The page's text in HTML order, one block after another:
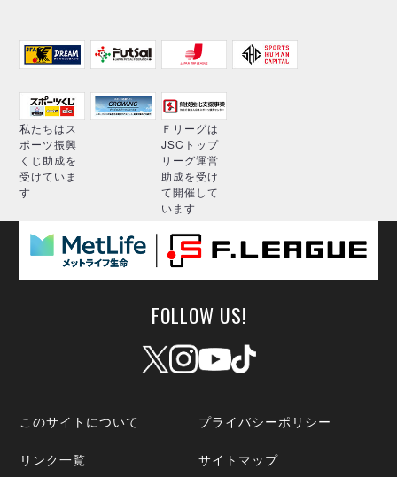
私たちはス
ポーツ振興
くじ助成を
受けていま
す
Ｆリーグは
JSCトップ
リーグ運営
助成を受け
て開催して
います
FOLLOW US!
このサイトについて プライバシーポリシー
リンク一覧 サイトマップ